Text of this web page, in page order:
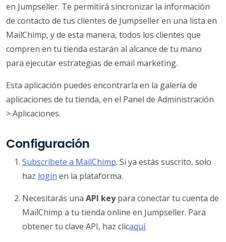
en Jumpseller. Te permitirá sincronizar la información
de contacto de tus clientes de Jumpseller en una lista en
MailChimp, y de esta manera, todos los clientes que
compren en tu tienda estarán al alcance de tu mano
para ejecutar estrategias de email marketing.
Esta aplicación puedes encontrarla en la galería de
aplicaciones de tu tienda, en el Panel de Administración
> Aplicaciones.
Configuración
Subscríbete a MailChimp. Si ya estás suscrito, solo
haz login en la plataforma.
Necesitarás una API keypara conectar tu cuenta de
MailChimp a tu tienda online en Jumpseller. Para
obtener tu clave API, haz clicaquí.